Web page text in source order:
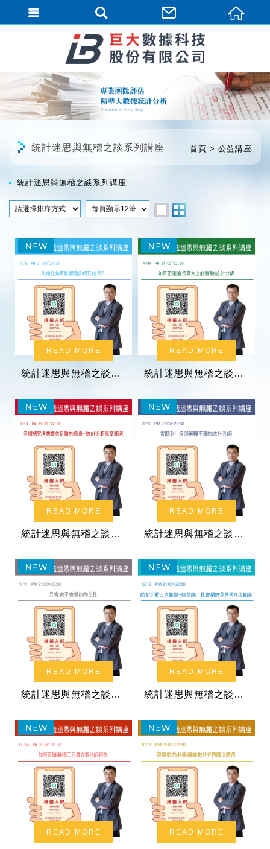
首頁 公益講座
統計迷思與無稽之談系列講座
統計迷思與無稽之談系列講座
READ MORE
統計迷思與無稽之談系列講座：共線性如何影響您的研究結果？
READ MORE
統計迷思與無稽之談系列講座：如何正確進行高大上的實驗設計分析
READ MORE
統計迷思與無稽之談系列講座：何謂研究者需提供足夠的訊息-統計分析完整報表
READ MORE
統計迷思與無稽之談系列講座：常聽到！但卻解釋不清的統計名詞
READ MORE
統計迷思與無稽之談系列講座：只會說不會做的內生性
READ MORE
統計迷思與無稽之談系列講座：統計分析三大偏誤-無反應、社會期許及共同方法偏誤
READ MORE READ MORE
繁體中文